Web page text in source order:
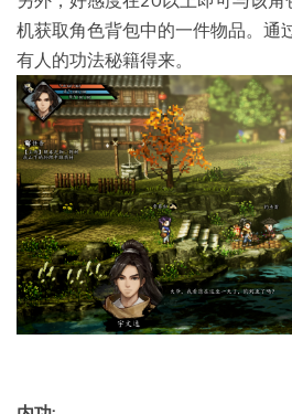
机获取角色背包中的一件物品。通
有人的功法秘籍得来。